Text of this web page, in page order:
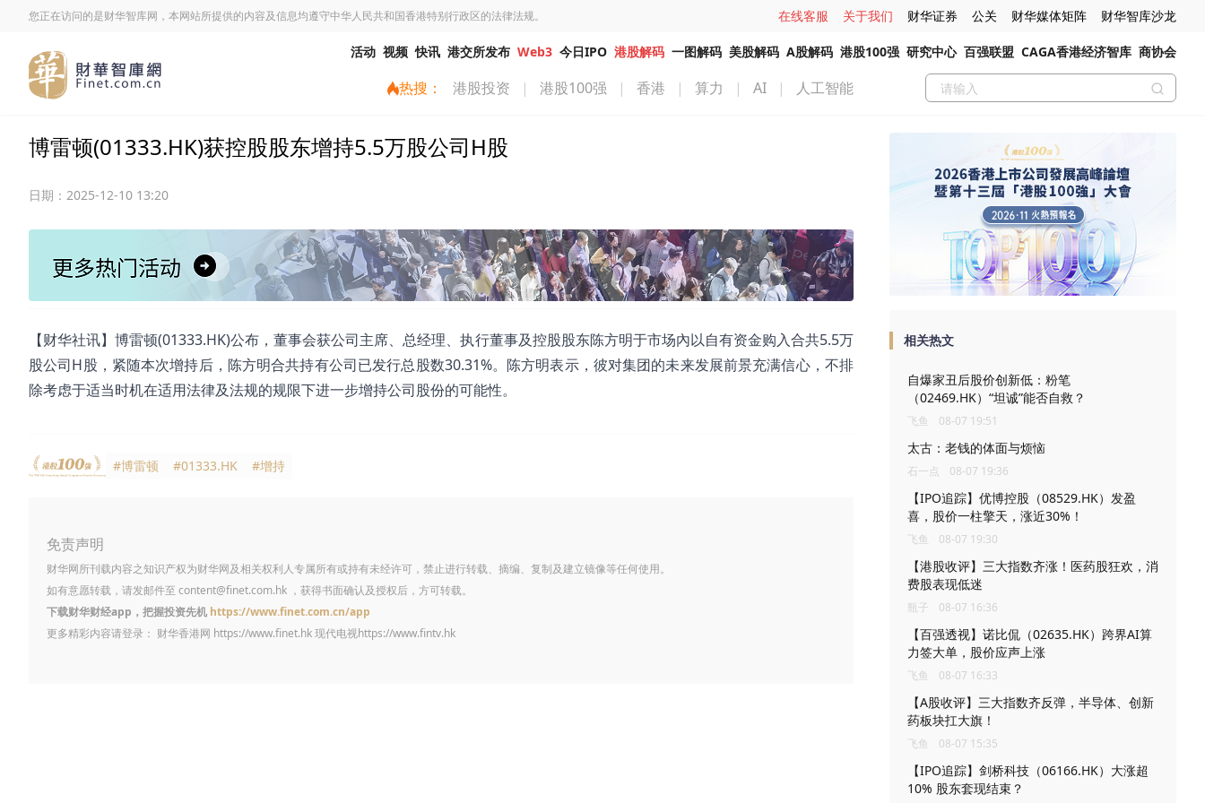
您正在访问的是财华智库网，本网站所提供的内容及信息均遵守中华人民共和国香港特别行政区的法律法规。 在线客服 关于我们 财华证券 公关 财华媒体矩阵 财华智库沙龙
活动 视频 快讯 港交所发布 Web3 今日IPO 港股解码 一图解码 美股解码 A股解码 港股100强 研究中心 百强联盟 CAGA香港经济智库 商协会
热搜： 港股投资 | 港股100强 | 香港 | 算力 | AI | 人工智能
博雷顿(01333.HK)获控股股东增持5.5万股公司H股
日期： 2025-12-10 13:20
【财华社讯】博雷顿(01333.HK)公布，董事会获公司主席、总经理、执行董事及控股股东陈方明于市场內以自有资金购入合共5.5万
股公司H股，紧随本次增持后，陈方明合共持有公司已发行总股数30.31%。陈方明表示，彼对集团的未来发展前景充满信心，不排
除考虑于适当时机在适用法律及法规的规限下进一步增持公司股份的可能性。
#博雷顿 #01333.HK #增持
免责声明
财华网所刊载内容之知识产权为财华网及相关权利人专属所有或持有未经许可，禁止进行转载、摘编、复制及建立镜像等任何使用。
如有意愿转载，请发邮件至 content@finet.com.hk ，获得书面确认及授权后，方可转载。
下载财华财经app，把握投资先机 https://www.finet.com.cn/app
更多精彩内容请登录： 财华香港网 https://www.finet.hk现代电视https://www.fintv.hk
相关热文
自爆家丑后股价创新低：粉笔
（02469.HK）“坦诚”能否自救？
飞鱼 08-07 19:51
太古：老钱的体面与烦恼
石一点 08-07 19:36
【IPO追踪】优博控股（08529.HK）发盈
喜，股价一柱擎天，涨近30%！
飞鱼 08-07 19:30
【港股收评】三大指数齐涨！医药股狂欢，消
费股表现低迷
瓶子 08-07 16:36
【百强透视】诺比侃（02635.HK）跨界AI算
力签大单，股价应声上涨
飞鱼 08-07 16:33
【A股收评】三大指数齐反弹，半导体、创新
药板块扛大旗！
飞鱼 08-07 15:35
【IPO追踪】剑桥科技（06166.HK）大涨超
10% 股东套现结束？